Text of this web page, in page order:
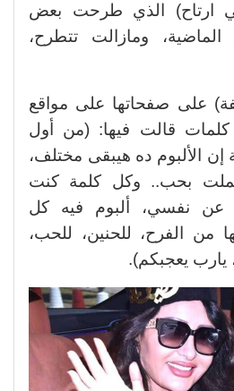
ارتاح) الذي طرحت بعض
الماضية، ومازالت تتطرح،
على صفحاتها على مواقع
كلمات قالت فيها: (من أول
إن الألبوم ده هيبقى مختلف،
بحب.. وكل كلمة كنت
عن نفسي، ألبوم فيه كل
من الفرح، للحنين، للحب،
يارب يعجبكم).